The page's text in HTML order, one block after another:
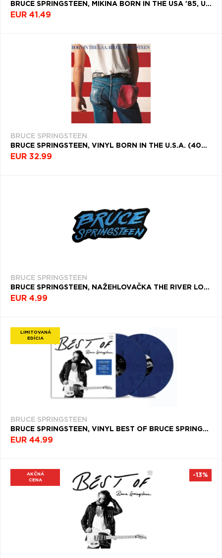
BRUCE SPRINGSTEEN, MIKINA BORN IN THE USA '85, UNISEX, ČIERNA
EUR 41.49
BRUCE SPRINGSTEEN
BRUCE SPRINGSTEEN, VINYL BORN IN THE U.S.A. (40TH ANNIVERSARY TRANSLUCENT RED VINYL EDITION)
EUR 32.99
BRUCE SPRINGSTEEN
BRUCE SPRINGSTEEN, NAŽEHLOVAČKA THE RIVER LOGO
EUR 4.99
LIMITOVANÁ
EDÍCIA
BRUCE SPRINGSTEEN
BRUCE SPRINGSTEEN, VINYL BEST OF BRUCE SPRINGSTEEN (ATLANTIC BLUE VINYL)
EUR 44.99
AKČNÁ
CENA
-13%